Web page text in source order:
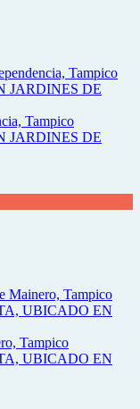
Tampico
JARDINES DE
Tampico
UBICADO EN